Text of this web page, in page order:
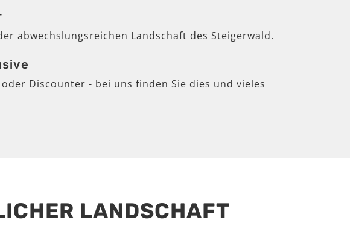
abwechslungsreichen Landschaft des Steigerwald.
Discounter - bei uns finden Sie dies und vieles
LANDSCHAFT